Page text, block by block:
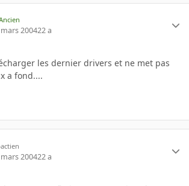
200422 a
les dernier drivers et ne met pas
a fond....
200422 a